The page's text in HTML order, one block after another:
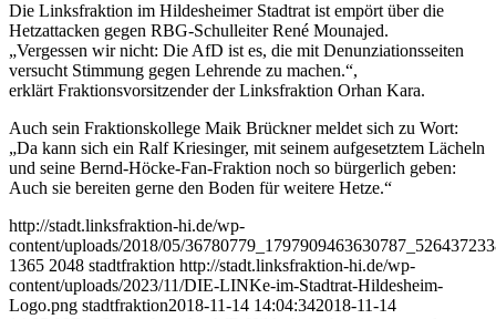
Die Linksfraktion im Hildesheimer Stadtrat ist empört über die
Hetzattacken gegen RBG-Schulleiter René Mounajed.
„Vergessen wir nicht: Die AfD ist es, die mit Denunziationsseiten
versucht Stimmung gegen Lehrende zu machen.“,
erklärt Fraktionsvorsitzender der Linksfraktion Orhan Kara.
Auch sein Fraktionskollege Maik Brückner meldet sich zu Wort:
„Da kann sich ein Ralf Kriesinger, mit seinem aufgesetztem Lächeln
und seine Bernd-Höcke-Fan-Fraktion noch so bürgerlich geben:
Auch sie bereiten gerne den Boden für weitere Hetze.“
http://stadt.linksfraktion-hi.de/wp-
content/uploads/2018/05/
1365 2048 stadtfraktion http://stadt.linksfraktion-hi.de/wp-
content/uploads/2023/11/DIE-LINKe-im-Stadtrat-Hildesheim-
Logo.png stadtfraktion2018-11-14 14:04:342018-11-14